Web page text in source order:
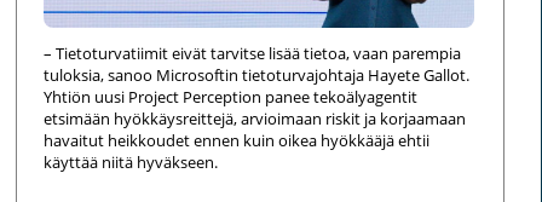
– Tietoturvatiimit eivät tarvitse lisää tietoa, vaan parempia
tuloksia, sanoo Microsoftin tietoturvajohtaja Hayete Gallot.
Yhtiön uusi Project Perception panee tekoälyagentit
etsimään hyökkäysreittejä, arvioimaan riskit ja korjaamaan
havaitut heikkoudet ennen kuin oikea hyökkääjä ehtii
käyttää niitä hyväkseen.